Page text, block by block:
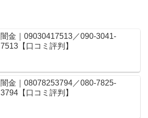
闇金｜09030417513／090-3041-
7513【口コミ評判】
闇金｜08078253794／080-7825-
3794【口コミ評判】